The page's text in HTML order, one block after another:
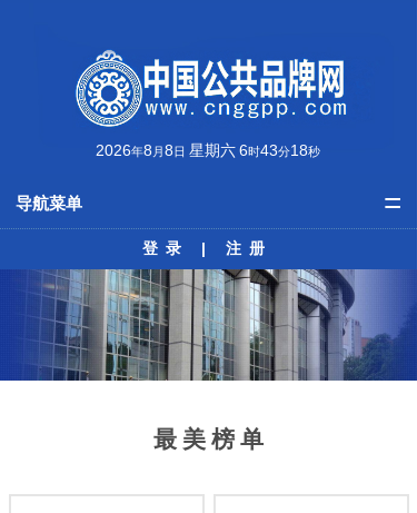
=
品牌资讯
公共品牌
培训课程
登录 | 注册
2026年8 月8日 星期六6时43分18秒
导航菜单
最 美 榜 单